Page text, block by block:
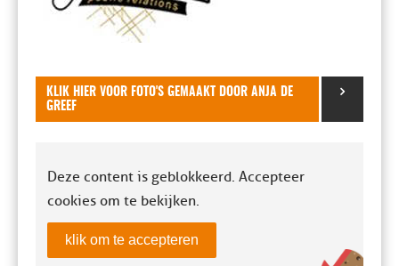
KLIK HIER VOOR FOTO'S GEMAAKT DOOR ANJA DE
GREEF
Deze content is geblokkeerd. Accepteer
cookies om te bekijken.
klik om te accepteren